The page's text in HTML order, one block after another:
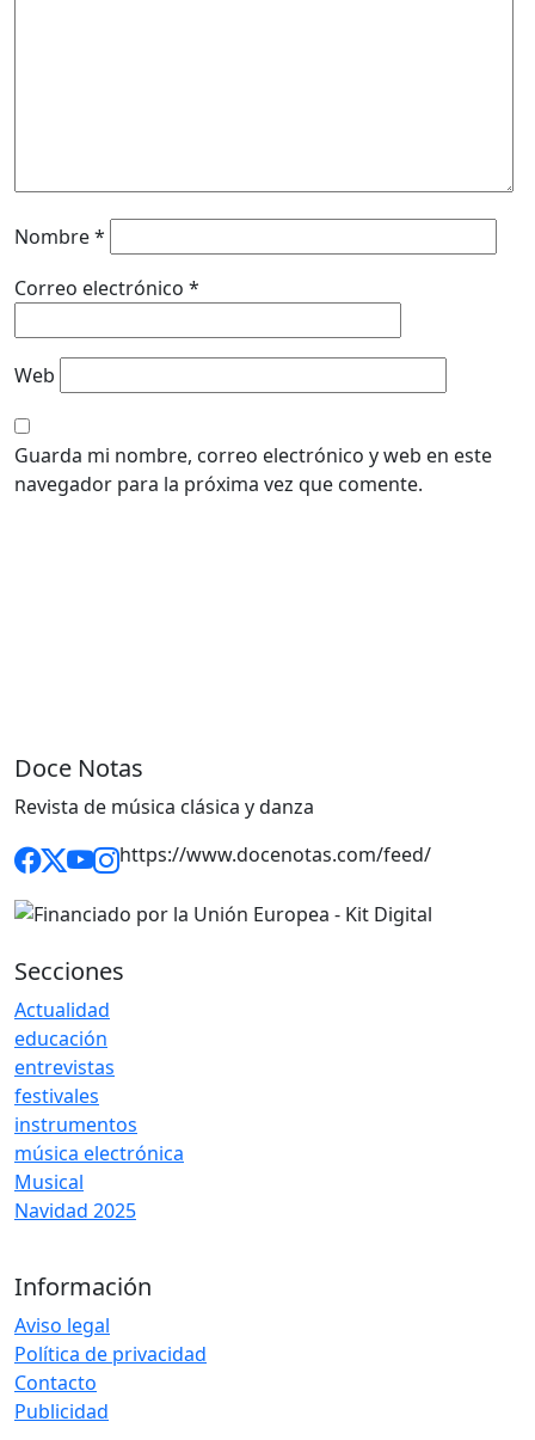
Nombre*
Correo electrónico *
Web
Guarda mi nombre, correo electrónico y web en este
navegador para la próxima vez que comente.
Doce Notas
Revista de música clásica y danza
https://www.docenotas.com/feed/
Secciones
Actualidad
educación
entrevistas
festivales
instrumentos
música electrónica
Musical
Navidad 2025
Información
Aviso legal
Política de privacidad
Contacto
Publicidad